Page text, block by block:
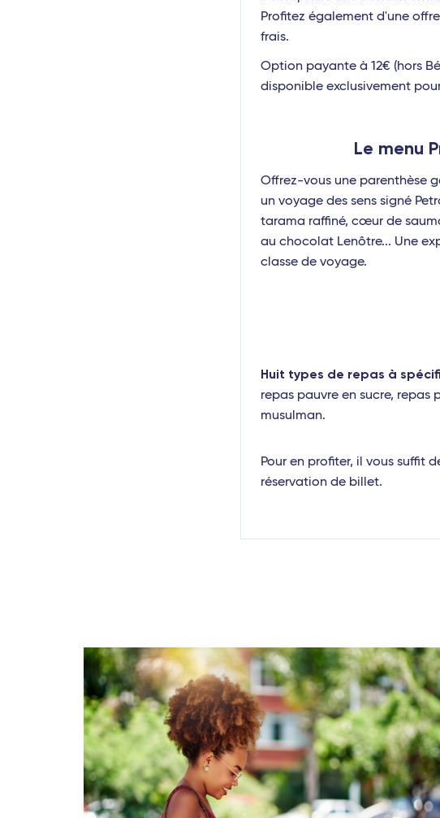
Profitez également d'une
frais.
Option payante à 12€ (hors
disponible exclusivement
Le menu
Offrez-vous une parenthèse
un voyage des sens signé
tarama raffiné, cœur de
au chocolat Lenôtre... Une
classe de voyage.
Huit types de repas à
repas pauvre en sucre, repas
musulman.
Pour en profiter, il vous suffit
réservation de billet.